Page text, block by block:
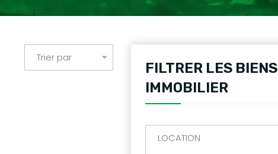
Trier par
FILTRER LES BIENS
IMMOBILIER
LOCATION